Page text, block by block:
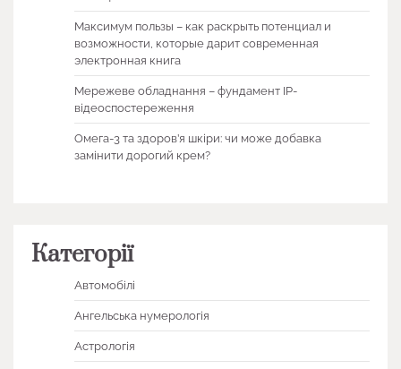
Максимум пользы – как раскрыть потенциал и
возможности, которые дарит современная
электронная книга
Мережеве обладнання – фундамент IP-
відеоспостереження
Омега-3 та здоров’я шкіри: чи може добавка
замінити дорогий крем?
Категорії
Автомобілі
Ангельська нумерологія
Астрологія